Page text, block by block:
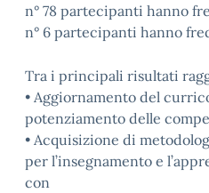
n° 78 partecipanti hanno
n° 6 partecipanti hanno
Tra i principali risultati
• Aggiornamento del
potenziamento delle
• Acquisizione di
per l’insegnamento e
con